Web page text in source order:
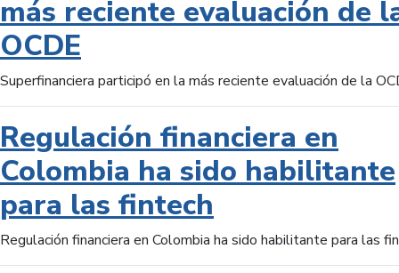
más reciente evaluación de
OCDE
Superfinanciera participó en la más reciente evaluación de la
Regulación financiera en
Colombia ha sido habilitante
para las fintech
Regulación financiera en Colombia ha sido habilitante para las